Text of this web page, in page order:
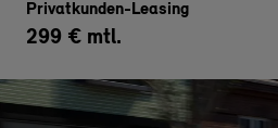
Privatkunden-Leasing
299 € mtl.